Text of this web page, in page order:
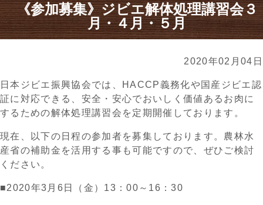
《参加募集》ジビエ解体処理講習会３
月・４月・５月
2020年02月04日
日本ジビエ振興協会では、HACCP義務化や国産ジビエ認
証に対応できる、安全・安心でおいしく価値あるお肉に
するための解体処理講習会を定期開催しております。
現在、以下の日程の参加者を募集しております。農林水
産省の補助金を活用する事も可能ですので、ぜひご検討
ください。
■2020年3月6日（金）13：00～16：30